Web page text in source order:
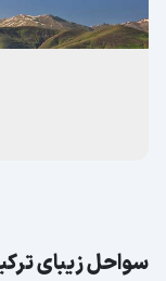
سواحل زیبای